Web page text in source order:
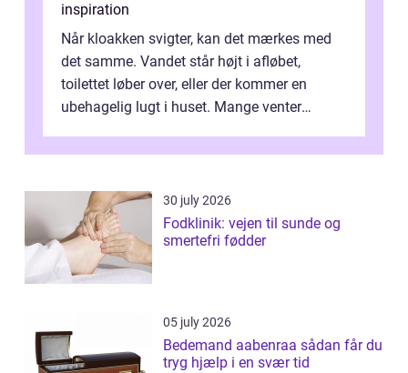
inspiration
Når kloakken svigter, kan det mærkes med
det samme. Vandet står højt i afløbet,
toilettet løber over, eller der kommer en
ubehagelig lugt i huset. Mange venter
30 july 2026
Fodklinik: vejen til sunde og
smertefri fødder
05 july 2026
Bedemand aabenraa sådan får du
tryg hjælp i en svær tid